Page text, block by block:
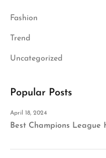
Fashion
Trend
Uncategorized
Popular Posts
April 18, 2024
Best Champions League